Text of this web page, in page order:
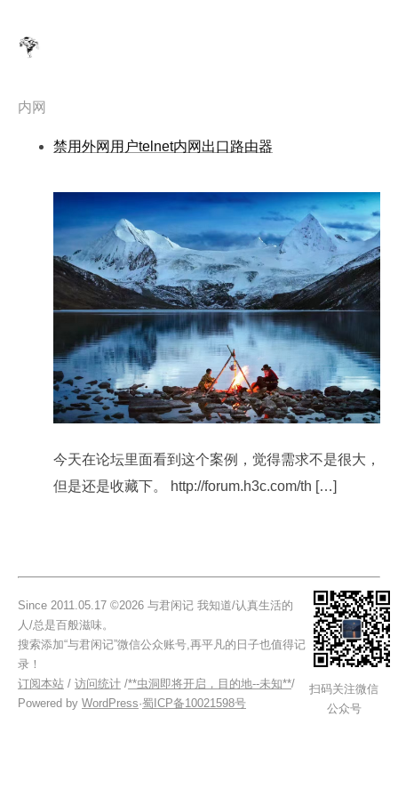
内网
禁用外网用户telnet内网出口路由器
今天在论坛里面看到这个案例，觉得需求不是很大，
但是还是收藏下。 http://forum.h3c.com/th […]
Since 2011.05.17 ©2026 与君闲记 我知道/认真生活的
人/总是百般滋味。
搜索添加“与君闲记”微信公众账号,再平凡的日子也值得记
录！
订阅本站 / 访问统计 /**虫洞即将开启，目的地--未知**/
Powered by WordPress·蜀ICP备10021598号
扫码关注微信
公众号